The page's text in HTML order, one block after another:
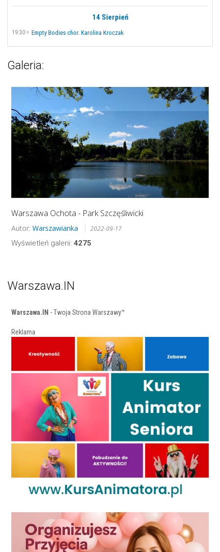
14 Sierpień
19:30 Empty Bodies chor. Karolina Kroczak
Galeria:
Warszawa Ochota - Park Szczęśliwicki
Autor: Warszawianka 2022-09-17
Wyświetleń galerii: 4275
Warszawa.IN
Warszawa.IN - Twoja Strona Warszawy™
Reklama